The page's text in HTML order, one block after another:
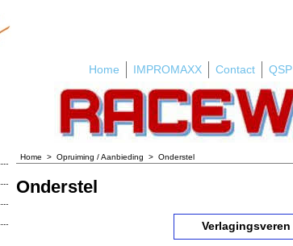
Home IMPROMAXX Contact QSP
Home > Opruiming / Aanbieding > Onderstel
Onderstel
Verlagingsveren